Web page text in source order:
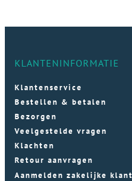
KLANTENINFORMATIE
Klantenservice
Bestellen & betalen
Bezorgen
Veelgestelde vragen
Klachten
Retour aanvragen
Aanmelden zakelijke klant